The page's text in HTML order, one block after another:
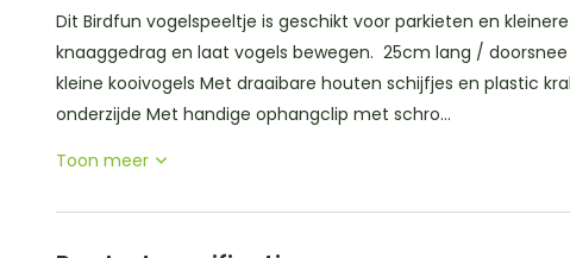
Dit Birdfun vogelspeeltje is geschikt voor parkieten en
knaaggedrag en laat vogels bewegen. 25cm lang /
kleine kooivogels Met draaibare houten schijfjes en plastic
onderzijde Met handige ophangclip met schro...
Toon meer